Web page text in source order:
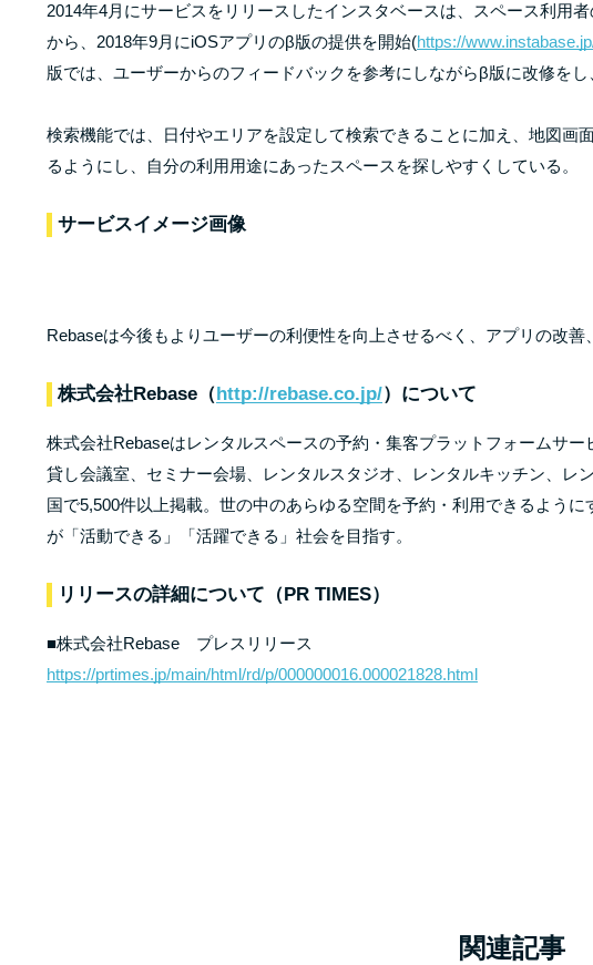
2014年4月にサービスをリリースしたインスタベースは、スペース利用
から、2018年9月にiOSアプリのβ版の提供を開始(https://
版では、ユーザーからのフィードバックを参考にしながらβ版に改修をし
検索機能では、日付やエリアを設定して検索できることに加え、地図画
るようにし、自分の利用用途にあったスペースを探しやすくしている。
サービスイメージ画像
Rebaseは今後もよりユーザーの利便性を向上させるべく、アプリの改善
株式会社Rebase（http://rebase.co.jp/）について
株式会社Rebaseはレンタルスペースの予約・集客プラットフォームサー
貸し会議室、セミナー会場、レンタルスタジオ、レンタルキッチン、レ
国で5,500件以上掲載。世の中のあらゆる空間を予約・利用できるよう
が「活動できる」「活躍できる」社会を目指す。
リリースの詳細について（PR TIMES）
■株式会社Rebase プレスリリース
https://prtimes.jp/main/html/rd/p/000000016.000021828.html
関連記事